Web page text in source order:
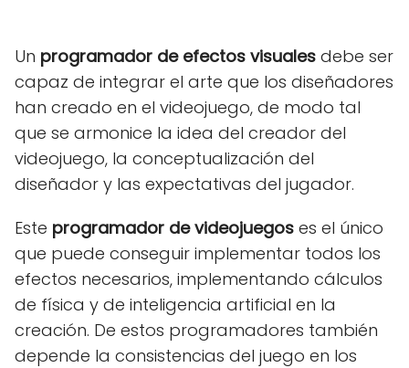
Un programador de efectos visuales debe ser
capaz de integrar el arte que los diseñadores
han creado en el videojuego, de modo tal
que se armonice la idea del creador del
videojuego, la conceptualización del
diseñador y las expectativas del jugador.
Este programador de videojuegos es el único
que puede conseguir implementar todos los
efectos necesarios, implementando cálculos
de física y de inteligencia artificial en la
creación. De estos programadores también
depende la consistencias del juego en los